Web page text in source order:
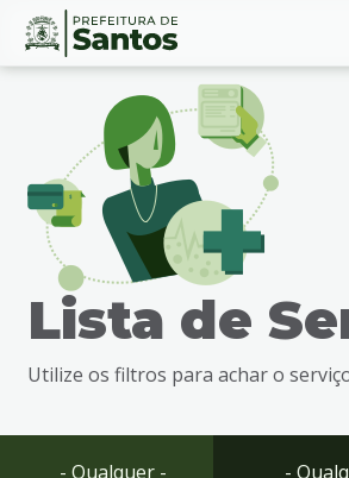
Ir
busca
Ir
Conteúdo
Lista de
Utilize os filtros para achar o
- Qualquer - -